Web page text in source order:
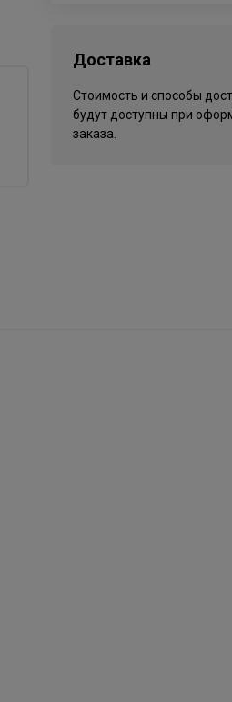
Доставка
Стоимость и способы
будут доступны при
заказа.